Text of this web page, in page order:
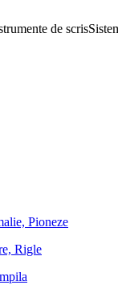
de scris
Pioneze
Rigle